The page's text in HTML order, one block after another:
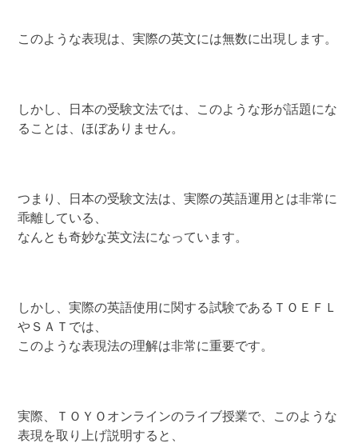
このような表現は、実際の英文には無数に出現します。
しかし、日本の受験文法では、このような形が話題にな
ることは、ほぼありません。
つまり、日本の受験文法は、実際の英語運用とは非常に
乖離している、
なんとも奇妙な英文法になっています。
しかし、実際の英語使用に関する試験であるＴＯＥＦＬ
やＳＡＴでは、
このような表現法の理解は非常に重要です。
実際、ＴＯＹＯオンラインのライブ授業で、このような
表現を取り上げ説明すると、